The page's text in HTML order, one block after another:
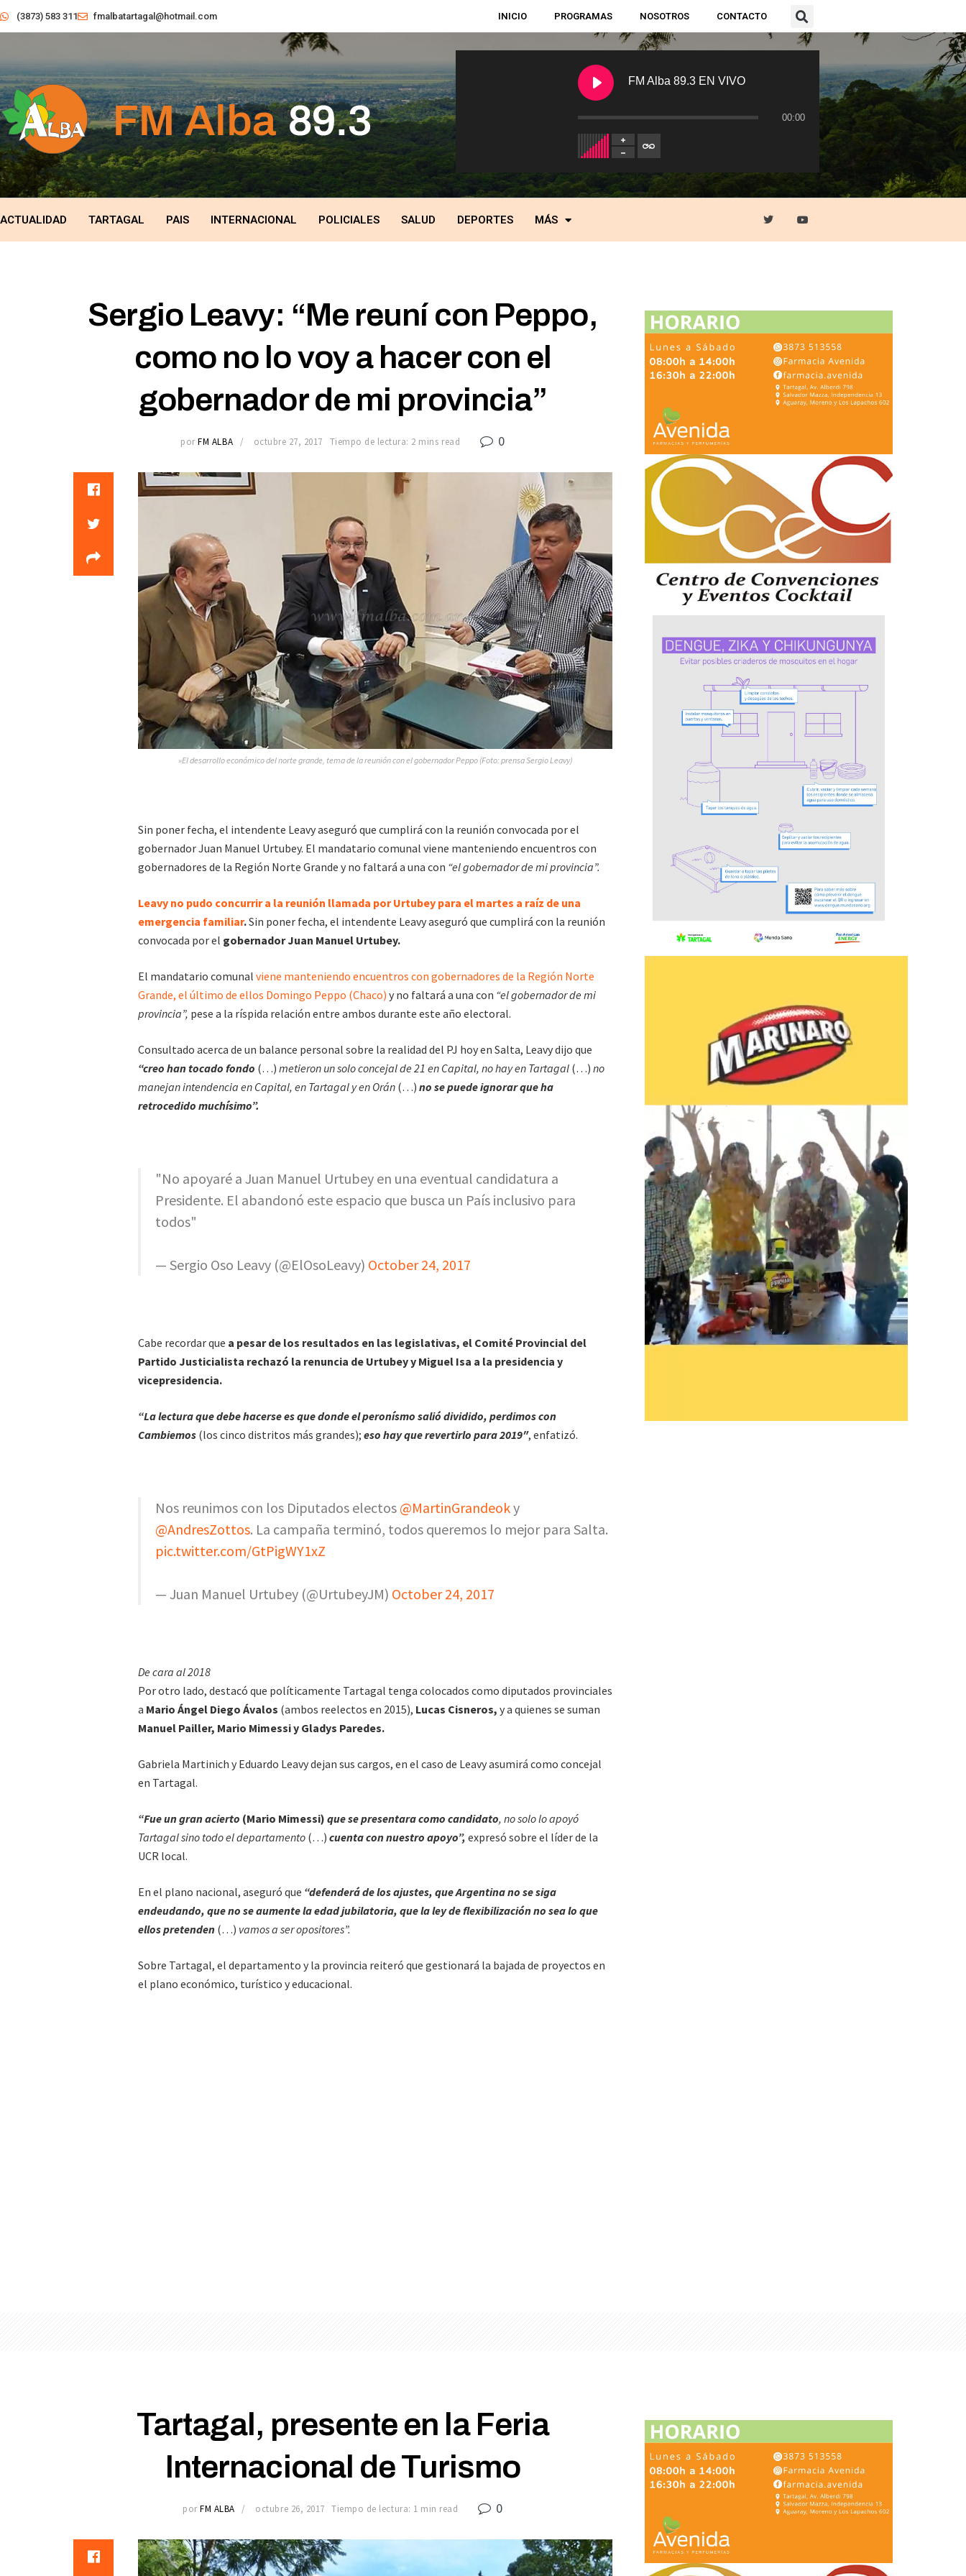
(3873) 583 311 fmalbatartagal@hotmail.com INICIO PROGRAMAS NOSOTROS CONTACTO
FM Alba 89.3 EN VIVO
00:00
ACTUALIDAD TARTAGAL PAIS INTERNACIONAL POLICIALES SALUD DEPORTES MÁS
Sergio Leavy: “Me reuní con Peppo,
como no lo voy a hacer con el
gobernador de mi provincia”
por FM ALBA octubre 27, 2017 Tiempo de lectura: 2 mins read 0
»El desarrollo económico del norte grande, tema de la reunión con el gobernador Peppo (Foto: prensa Sergio Leavy)
Sin poner fecha, el intendente Leavy aseguró que cumplirá con la reunión convocada por el
gobernador Juan Manuel Urtubey. El mandatario comunal viene manteniendo encuentros con
gobernadores de la Región Norte Grande y no faltará a una con “el gobernador de mi provincia”.
Leavy no pudo concurrir a la reunión llamada por Urtubey para el martes a raíz de una
emergencia familiar.Sin poner fecha, el intendente Leavy aseguró que cumplirá con la reunión
convocada por el gobernador Juan Manuel Urtubey.
El mandatario comunal viene manteniendo encuentros con gobernadores de la Región Norte
Grande, el último de ellos Domingo Peppo (Chaco) y no faltará a una con “el gobernador de mi
provincia”, pese a la ríspida relación entre ambos durante este año electoral.
Consultado acerca de un balance personal sobre la realidad del PJ hoy en Salta, Leavy dijo que
“creo han tocado fondo (…) metieron un solo concejal de 21 en Capital, no hay en Tartagal (…) no
manejan intendencia en Capital, en Tartagal y en Orán (…) no se puede ignorar que ha
retrocedido muchísimo”.
"No apoyaré a Juan Manuel Urtubey en una eventual candidatura a
Presidente. El abandonó este espacio que busca un País inclusivo para
todos"
— Sergio Oso Leavy (@ElOsoLeavy) October 24, 2017
Cabe recordar que a pesar de los resultados en las legislativas, el Comité Provincial del
Partido Justicialista rechazó la renuncia de Urtubey y Miguel Isa a la presidencia y
vicepresidencia.
“La lectura que debe hacerse es que donde el peronísmo salió dividido, perdimos con
Cambiemos (los cinco distritos más grandes); eso hay que revertirlo para 2019″, enfatizó.
Nos reunimos con los Diputados electos @MartinGrandeoky
@AndresZottos. La campaña terminó, todos queremos lo mejor para Salta.
pic.twitter.com/GtPigWY1xZ
— Juan Manuel Urtubey (@UrtubeyJM) October 24, 2017
De cara al 2018
Por otro lado, destacó que políticamente Tartagal tenga colocados como diputados provinciales
a Mario Ángel Diego Ávalos (ambos reelectos en 2015), Lucas Cisneros, y a quienes se suman
Manuel Pailler, Mario Mimessi y Gladys Paredes.
Gabriela Martinich y Eduardo Leavy dejan sus cargos, en el caso de Leavy asumirá como concejal
en Tartagal.
“Fue un gran acierto (Mario Mimessi) que se presentara como candidato, no solo lo apoyó
Tartagal sino todo el departamento (…) cuenta con nuestro apoyo”, expresó sobre el líder de la
UCR local.
En el plano nacional, aseguró que “defenderá de los ajustes, que Argentina no se siga
endeudando, que no se aumente la edad jubilatoria, que la ley de flexibilización no sea lo que
ellos pretenden (…) vamos a ser opositores”.
Sobre Tartagal, el departamento y la provincia reiteró que gestionará la bajada de proyectos en
el plano económico, turístico y educacional.
Tartagal, presente en la Feria
Internacional de Turismo
por FM ALBA octubre 26, 2017 Tiempo de lectura: 1 min read 0